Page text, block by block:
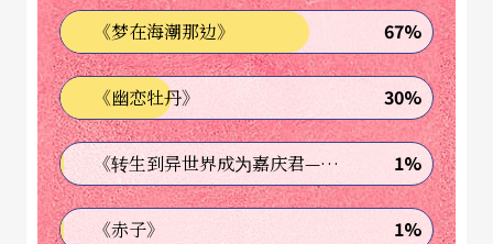
Date的集结，表现形式介于表演和视觉艺术之间。
压轴演出则为日本知名剧团Pappa TARAHUMARA男
演员松岛诚的独立创作《HANE-G》，剧名日文为
「羽根爷」，指的是一位有翅膀、会飞的老爷爷，
从他的角度，凝视都会人寂寞的心灵。（廖俊逞）
《梦在海潮那边》 67%
《幽恋牡丹》 30%
《转生到异世界成为嘉庆君—发现我的祖先是诈骗集团!?》 1%
《赤子》 1%